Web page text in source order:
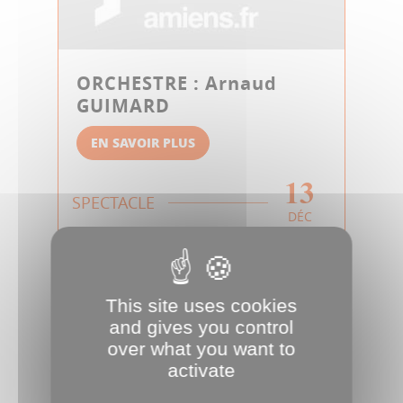
ORCHESTRE : Arnaud
GUIMARD
EN SAVOIR PLUS
SPECTACLE 13
DÉC
This site uses cookies
and gives you control
over what you want to
activate